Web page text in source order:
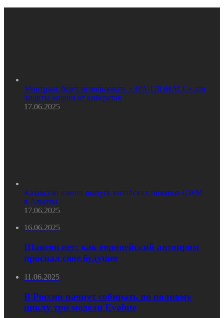
Минтранс будет использовать «ЭРА-ГЛОНАСС» для
защиты машин от кибератак
17.06.2025
Казахстан начнет выпуск китайских пикапов GWM
в Алматы
17.06.2025
16.06.2025
Шансов нет: как европейский автопром
проспал свое будущее
11.06.2025
В России начнут собирать по полному
циклу три модели Evolute